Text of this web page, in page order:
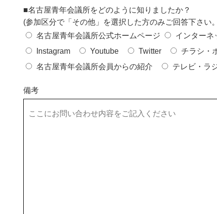
■名古屋青年会議所をどのように知りましたか？
(参加区分で「その他」を選択した方のみご回答下さい
名古屋青年会議所公式ホームページ
インターネ
Instagram
Youtube Twitter
チラシ・
名古屋青年会議所会員からの紹介
テレビ・ラ
備考